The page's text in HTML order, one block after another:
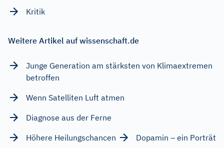
Kritik
Weitere Artikel auf wissenschaft.de
Junge Generation am stärksten von Klimaextremen
betroffen
Wenn Satelliten Luft atmen
Diagnose aus der Ferne
Höhere Heilungschancen
Dopamin – ein Porträt